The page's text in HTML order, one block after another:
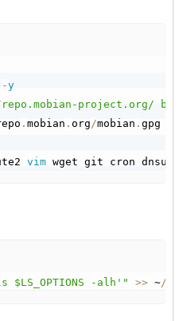
-y
project.org/
. mobian . org /mobian . gpg
vim wget git cron
-alh'" >> ~/